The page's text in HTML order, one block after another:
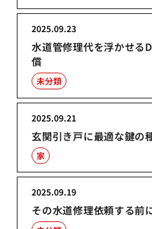
水道管修理代を浮かせる
償
2025.09.23
未分類
玄関引き戸に最適な鍵の
2025.09.21
家
その水道修理依頼する前
2025.09.19